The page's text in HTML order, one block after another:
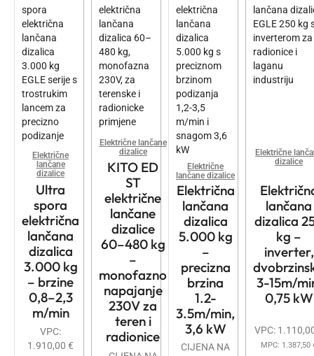
Električne
lančane
dizalice
Ultra
spora
električna
lančana
dizalica
3.000 kg
– brzine
0,8–2,3
m/min
VPC:
1.910,00 €
Električne lančane
dizalice
KITO ED
ST
električne
lančane
dizalice
60–480 kg
–
monofazno
napajanje
230V za
teren i
radionice
Električne
lančane dizalice
Električna
lančana
dizalica
5.000 kg
–
precizna
brzina
1.2-
3.5m/min,
3,6 kW
CIJENA NA
Električne
dizalice
lančana
dizalica
kg –
inverter,
3-15m/
0,75 kW
VPC:
MPC: 1.387,50